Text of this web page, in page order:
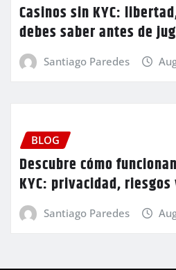
Casinos sin KYC:
debes saber antes de
Santiago Paredes
BLOG
Descubre cómo
KYC: privacidad,
Santiago Paredes